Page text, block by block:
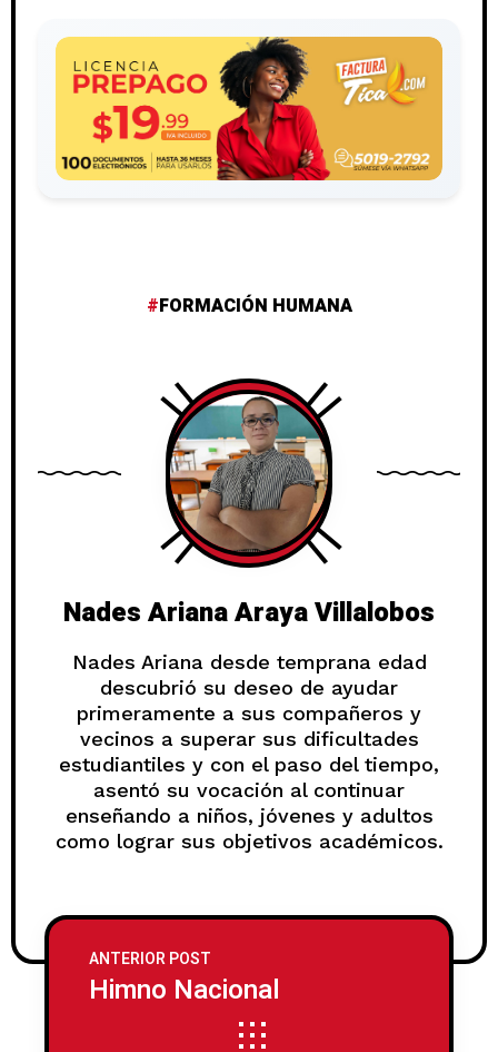
FORMACIÓN HUMANA
Nades Ariana Araya Villalobos
Nades Ariana desde temprana edad
descubrió su deseo de ayudar
primeramente a sus compañeros y
vecinos a superar sus dificultades
estudiantiles y con el paso del tiempo,
asentó su vocación al continuar
enseñando a niños, jóvenes y adultos
como lograr sus objetivos académicos.
ANTERIOR POST
Himno Nacional